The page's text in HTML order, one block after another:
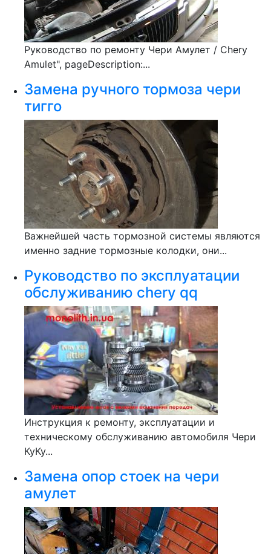
Руководство по ремонту Чери Амулет / Chery
Amulet", pageDescription:...
Замена ручного тормоза чери
тигго
Важнейшей часть тормозной системы являются
именно задние тормозные колодки, они...
Руководство по эксплуатации
обслуживанию chery qq
Инструкция к ремонту, эксплуатации и
техническому обслуживанию автомобиля Чери
КуКу...
Замена опор стоек на чери
амулет